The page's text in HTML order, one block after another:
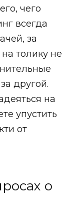
чего
всегда
за
толику не
другой.
на
упустить
от
о